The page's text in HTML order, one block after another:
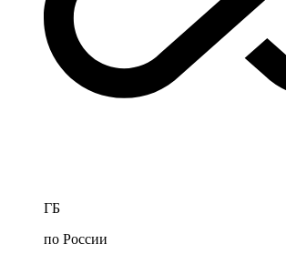
ГБ
по России